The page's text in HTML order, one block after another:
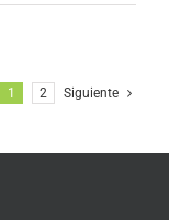
1 2 Siguiente